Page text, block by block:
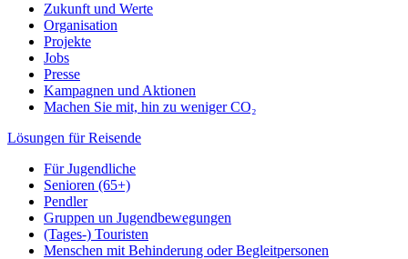
Zukunft und Werte
Organisation
Projekte
Jobs
Presse
Kampagnen und Aktionen
Machen Sie mit, hin zu weniger CO₂
Lösungen für Reisende
Für Jugendliche
Senioren (65+)
Pendler
Gruppen un Jugendbewegungen
(Tages-) Touristen
Menschen mit Behinderung oder Begleitpersonen